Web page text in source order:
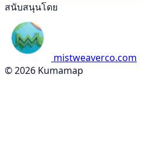
สนับสนุนโดย
mistweaverco.com
© 2026 Kumamap